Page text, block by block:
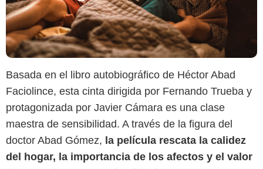
Basada en el libro autobiográfico de Héctor Abad
Faciolince, esta cinta dirigida por Fernando Trueba y
protagonizada por Javier Cámara es una clase
maestra de sensibilidad. A través de la figura del
doctor Abad Gómez, la película rescata la calidez
del hogar, la importancia de los afectos y el valor
Netflix